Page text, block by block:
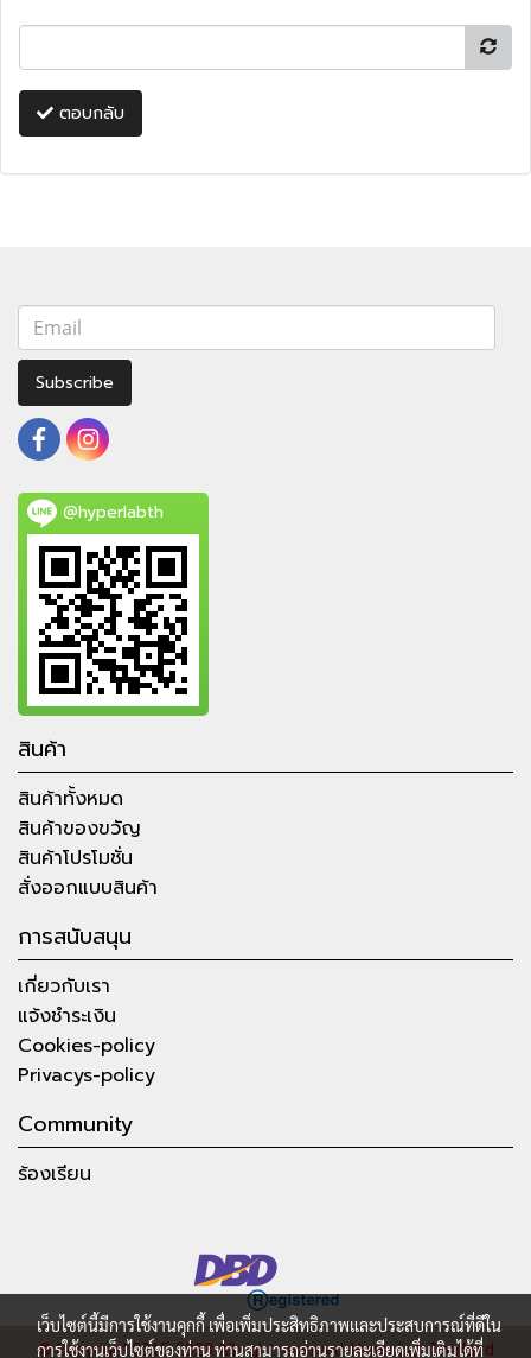
ตอบกลับ
Subscribe
@hyperlabth
สินค้า
สินค้าทั้งหมด
สินค้าของขวัญ
สินค้าโปรโมชั่น
สั่งออกแบบสินค้า
การสนับสนุน
เกี่ยวกับเรา
แจ้งชำระเงิน
Cookies-policy
Privacys-policy
Community
ร้องเรียน
© Copyright 2015-2023 All right reserved.Hyper Lab Thailand
เว็บไซต์นี้มีการใช้งานคุกกี้ เพื่อเพิ่มประสิทธิภาพและประสบการณ์ที่ดีใน
การใช้งานเว็บไซต์ของท่าน ท่านสามารถอ่านรายละเอียดเพิ่มเติมได้ที่